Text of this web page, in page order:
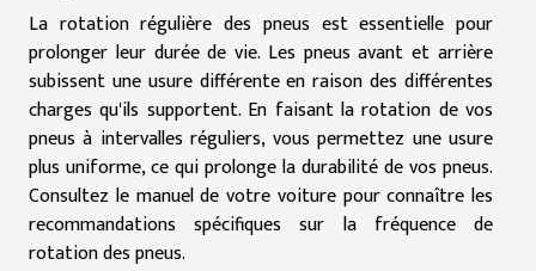
La rotation régulière des pneus est essentielle pour
prolonger leur durée de vie. Les pneus avant et arrière
subissent une usure différente en raison des différentes
charges qu'ils supportent. En faisant la rotation de vos
pneus à intervalles réguliers, vous permettez une usure
plus uniforme, ce qui prolonge la durabilité de vos pneus.
Consultez le manuel de votre voiture pour connaître les
recommandations spécifiques sur la fréquence de
rotation des pneus.